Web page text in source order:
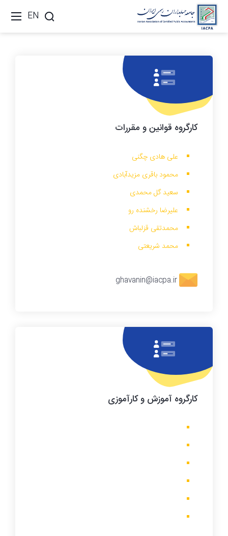
EN
کارگروه قوانین و مقررات
علی هادی چگنی
محمود باقری مزیدآبادی
سعید گل محمدی
علیرضا رخشنده رو
محمدتقی قزلباش
محمد شریعتی
ghavanin@iacpa.ir
کارگروه آموزش و کارآموزی